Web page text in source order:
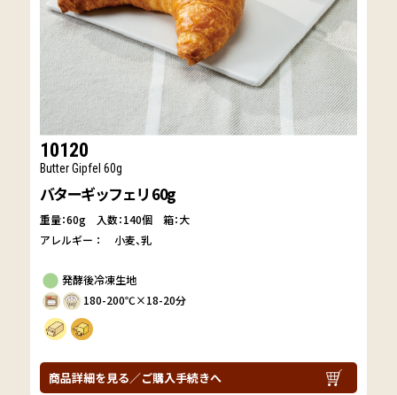
10120
Butter Gipfel 60g
バターギッフェリ 60g
重量：60g
入数：140個 箱：大
アレルギー：
小麦 乳
発酵後冷凍生地
180-200℃×18-20分
商品詳細を見る／ご購入手続きへ